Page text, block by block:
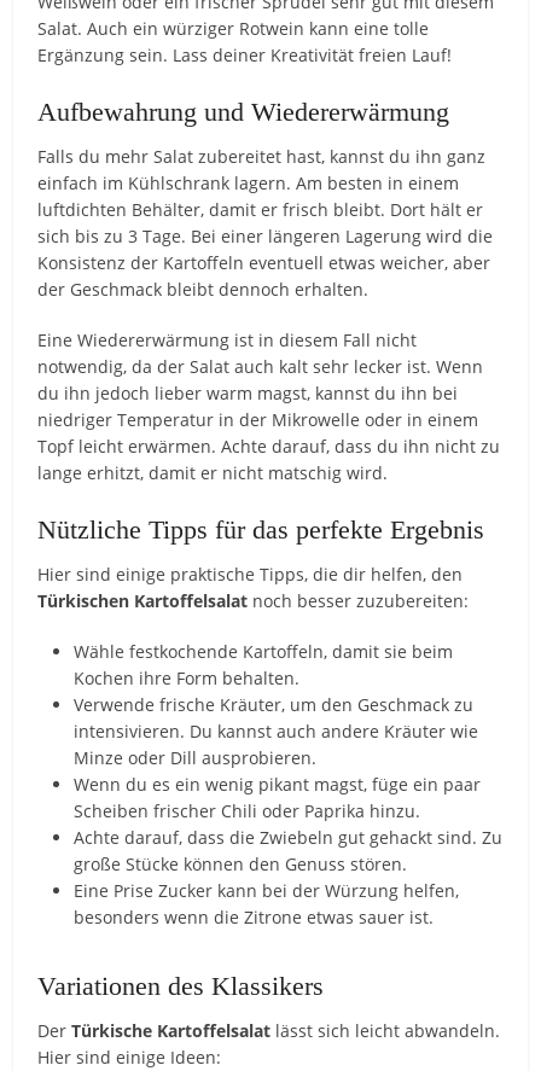
Salat. Auch ein würziger Rotwein kann eine tolle
Ergänzung sein. Lass deiner Kreativität freien Lauf!
Aufbewahrung und Wiedererwärmung
Falls du mehr Salat zubereitet hast, kannst du ihn ganz
einfach im Kühlschrank lagern. Am besten in einem
luftdichten Behälter, damit er frisch bleibt. Dort hält er
sich bis zu 3 Tage. Bei einer längeren Lagerung wird die
Konsistenz der Kartoffeln eventuell etwas weicher, aber
der Geschmack bleibt dennoch erhalten.
Eine Wiedererwärmung ist in diesem Fall nicht
notwendig, da der Salat auch kalt sehr lecker ist. Wenn
du ihn jedoch lieber warm magst, kannst du ihn bei
niedriger Temperatur in der Mikrowelle oder in einem
Topf leicht erwärmen. Achte darauf, dass du ihn nicht zu
lange erhitzt, damit er nicht matschig wird.
Nützliche Tipps für das perfekte Ergebnis
Hier sind einige praktische Tipps, die dir helfen, den
Türkischen Kartoffelsalat noch besser zuzubereiten:
Wähle festkochende Kartoffeln, damit sie beim
Kochen ihre Form behalten.
Verwende frische Kräuter, um den Geschmack zu
intensivieren. Du kannst auch andere Kräuter wie
Minze oder Dill ausprobieren.
Wenn du es ein wenig pikant magst, füge ein paar
Scheiben frischer Chili oder Paprika hinzu.
Achte darauf, dass die Zwiebeln gut gehackt sind. Zu
große Stücke können den Genuss stören.
Eine Prise Zucker kann bei der Würzung helfen,
besonders wenn die Zitrone etwas sauer ist.
Variationen des Klassikers
DerTürkische Kartoffelsalat lässt sich leicht abwandeln.
Hier sind einige Ideen: